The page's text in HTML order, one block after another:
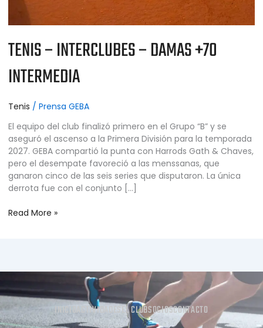
TENIS – INTERCLUBES – DAMAS +70
INTERMEDIA
Tenis / Prensa GEBA
El equipo del club finalizó primero en el Grupo “B” y se
aseguró el ascenso a la Primera División para la temporada
2027. GEBA compartió la punta con Harrods Gath & Chaves,
pero el desempate favoreció a las menssanas, que
ganaron cinco de las seis series que disputaron. La única
derrota fue con el conjunto […]
Read More »
INICIOACTIVIDADES EL CLUBSOCIOSCONTACTO